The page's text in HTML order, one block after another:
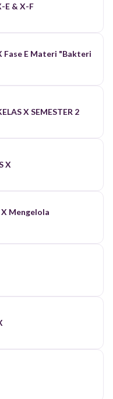
E & X-F
E Materi "Bakteri
X SEMESTER 2
X
Mengelola